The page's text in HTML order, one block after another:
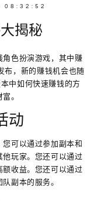
08:32:52
揭秘
色扮演游戏，其中赚
布，新的赚钱机会也随
中如何快速赚钱的方
。
动
可以通过参加副本和
玩家。您还可以通过
收益。您还可以通过
副本的服务。